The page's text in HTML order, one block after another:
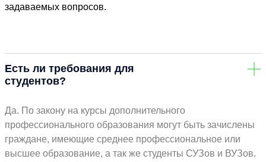
задаваемых вопросов.
Есть ли требования для
студентов?
Да. По закону на курсы дополнительного
профессионального образования могут быть зачислены
граждане, имеющие среднее профессиональное или
высшее образование, а так же студенты СУЗов и ВУЗов.